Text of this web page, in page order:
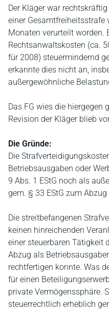
Der Kläger war
einer Gesamtfreiheitsstrafe
Monaten verurteilt worden.
Rechtsanwaltskosten (ca.
für 2008) steuermindernd
erkannte dies nicht an,
außergewöhnliche
Das FG wies die hiergegen
Revision der Kläger blieb
Die Gründe:
Die
Betriebsausgaben oder
9 Abs. 1 EStG noch als
gem. § 33 EStG zum
Die streitbefangenen
keinen hinreichenden
einer steuerbaren Tätigkeit
Abzug als
rechtfertigen konnte. Was
für einen
private Vermögenssphäre.
steuerrechtlich erheblich